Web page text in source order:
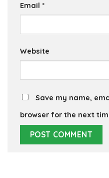
Email *
Website
Save my name,
browser for the next